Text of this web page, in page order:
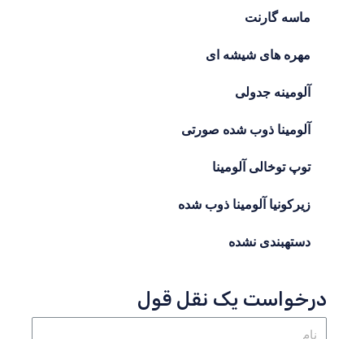
ماسه گارنت
مهره های شیشه ای
آلومینه جدولی
آلومینا ذوب شده صورتی
توپ توخالی آلومینا
زیرکونیا آلومینا ذوب شده
دستهبندی نشده
درخواست یک نقل قول